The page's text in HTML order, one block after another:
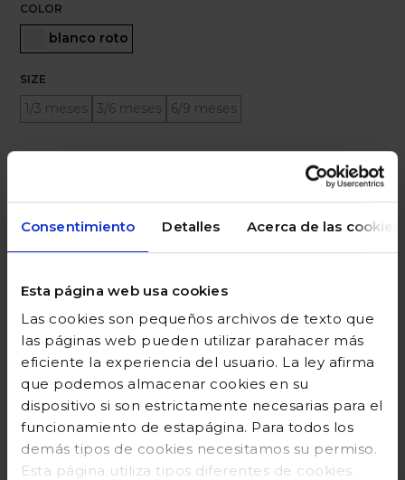
Consentimiento Detalles Acerca de las cookies
Esta página web usa cookies
Las cookies son pequeños archivos de texto que
las páginas web pueden utilizar parahacer más
eficiente la experiencia del usuario. La ley afirma
que podemos almacenar cookies en su
dispositivo si son estrictamente necesarias para el
funcionamiento de estapágina. Para todos los
demás tipos de cookies necesitamos su permiso.
Esta página utiliza tipos diferentes de cookies.
COLOR
blanco roto
Seleccionado
SIZE
1/3 meses 3/6 meses 6/9 meses
Ayuda sobre tallas
Añadir a la cesta
DESCRIPCIÓN
COMPOSICIÓN
GUÍA DE TALLAS
DEVOLUCIONES